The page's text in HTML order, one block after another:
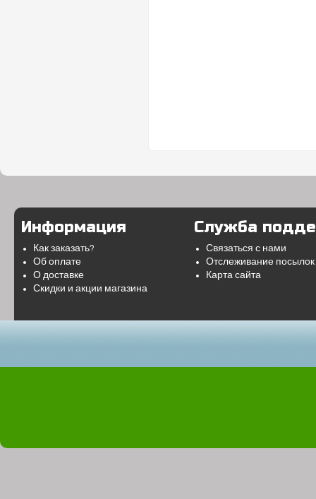
Информация
Как заказать?
Об оплате
О доставке
Скидки и акции магазина
Служба
Связаться с нами
Отслеживание посылок
Карта сайта